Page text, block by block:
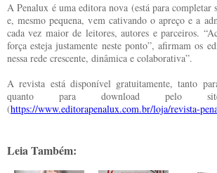
A Penalux é uma editora nova (está para completar
e, mesmo pequena, vem cativando o apreço e a
cada vez maior de leitores, autores e parceiros.
força esteja justamente neste ponto”, afirmam os
nessa rede crescente, dinâmica e colaborativa”.
A revista está disponível gratuitamente, tanto
quanto para download pelo
(https://www.editorapenalux.com.br/loja/revista-
Leia Também: